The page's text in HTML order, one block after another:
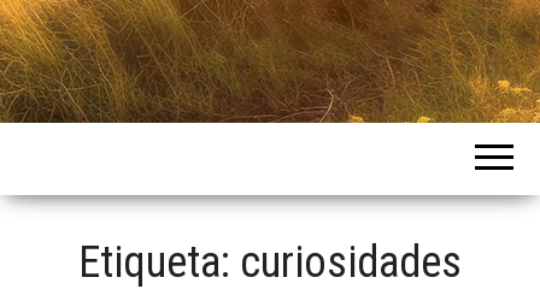
Intercountries
Etiqueta: curiosidades